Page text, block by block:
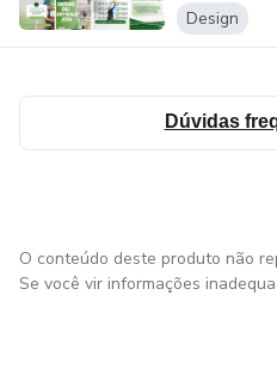
Design
Dúvidas
O conteúdo deste produto não
Se você vir informações